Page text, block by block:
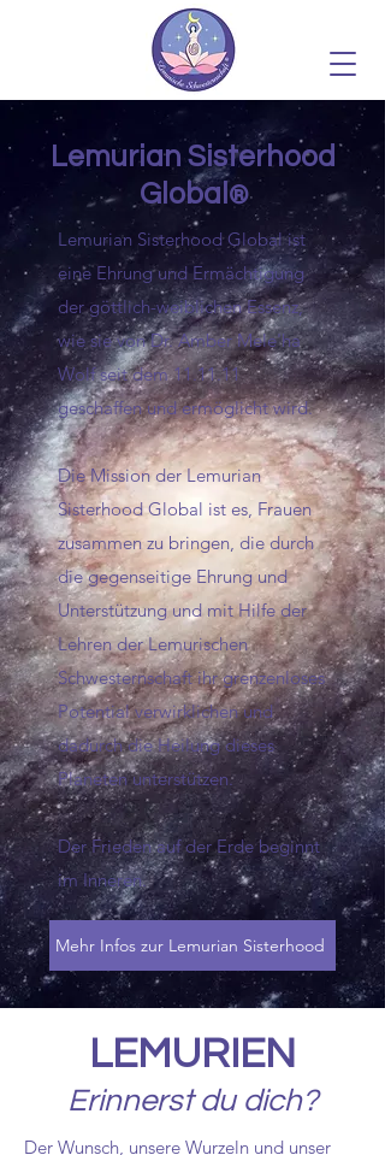
Lemurian Sisterhood
Global ®
Lemurian Sisterhood Global ist
eine Ehrung und Ermächtigung
der göttlich-weiblichen Essenz,
wie sie von Dr. Amber Mele'ha
Wolf seit dem 11.11.11
geschaffen und ermöglicht wird.
Die Mission der Lemurian
Sisterhood Global ist es, Frauen
zusammen zu bringen, die durch
die gegenseitige Ehrung und
Unterstützung und mit Hilfe der
Lehren der Lemurischen
Schwesternschaft ihr grenzenloses
Potential verwirklichen und
dadurch die Heilung dieses
Planeten unterstützen.
Der Frieden auf der Erde beginnt
im Inneren.
Mehr Infos zur Lemurian Sisterhood
LEMURIEN
Erinnerst du dich?
Der Wunsch, unsere Wurzeln und unser